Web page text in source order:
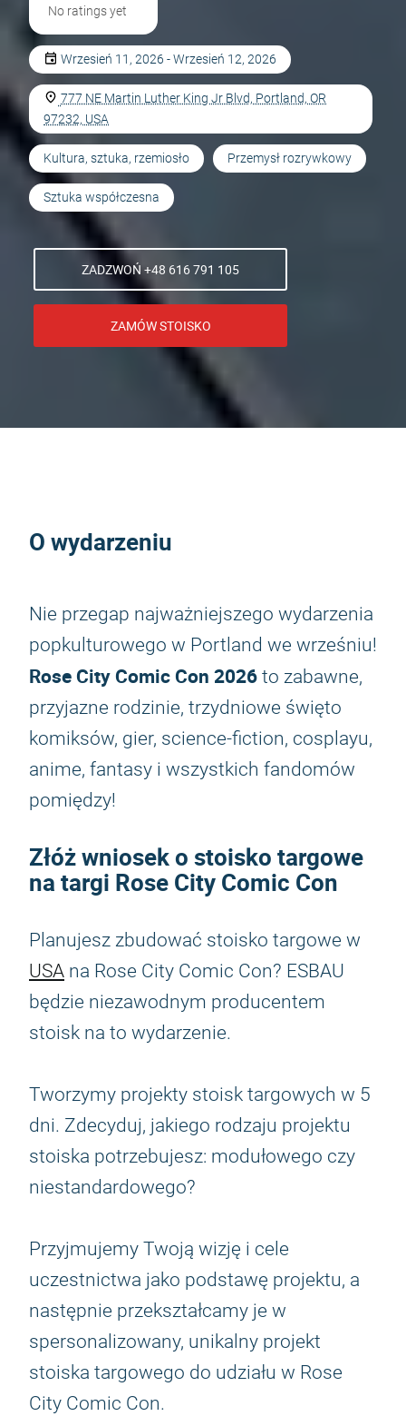
No ratings yet
Wrzesień 11, 2026 - Wrzesień 12, 2026
777 NE Martin Luther King Jr Blvd, Portland, OR
97232, USA
Kultura, sztuka, rzemiosło Przemysł rozrywkowy
Sztuka współczesna
ZADZWOŃ +48 616 791 105
ZAMÓW STOISKO
O wydarzeniu
Nie przegap najważniejszego wydarzenia
popkulturowego w Portland we wrześniu!
Rose City Comic Con 2026 to zabawne,
przyjazne rodzinie, trzydniowe święto
komiksów, gier, science-fiction, cosplayu,
anime, fantasy i wszystkich fandomów
pomiędzy!
Złóż wniosek o stoisko targowe
na targi Rose City Comic Con
Planujesz zbudować stoisko targowe w
USA na Rose City Comic Con? ESBAU
będzie niezawodnym producentem
stoisk na to wydarzenie.
Tworzymy projekty stoisk targowych w 5
dni. Zdecyduj, jakiego rodzaju projektu
stoiska potrzebujesz: modułowego czy
niestandardowego?
Przyjmujemy Twoją wizję i cele
uczestnictwa jako podstawę projektu, a
następnie przekształcamy je w
spersonalizowany, unikalny projekt
stoiska targowego do udziału w Rose
City Comic Con.